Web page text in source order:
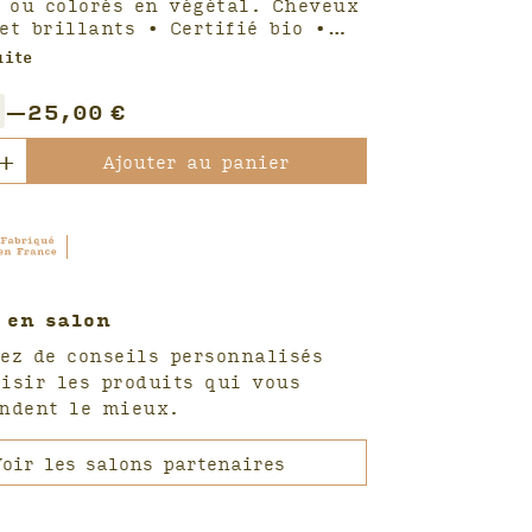
et brillants • Certifié bio •…
—25,00€
+ Ajouter au panier
en salon
de conseils personnalisés
les produits qui vous
le mieux.
les salons partenaires